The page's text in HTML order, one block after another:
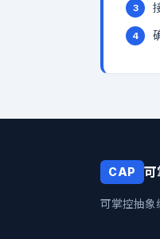
CAP 可
可掌控抽象